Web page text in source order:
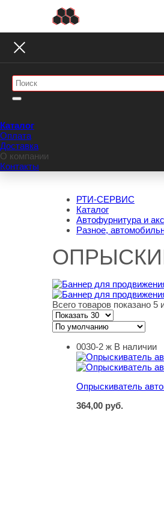
Каталог
Оплата
Доставка
О компании
Контакты
РТИ-СЕРВИС
Каталог
Автофурнитура и
Разное,
Всего товаров показано 5
Опрыскиватель
0030-2 ж В наличии
Опрыскиватель
364,00 руб.